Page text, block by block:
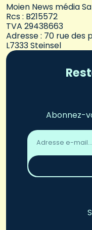
Moien News média Sa
Rcs : B215572
TVA 29438663
Adresse : 70 rue des
L7333 Steinsel
Abonnez-
Adresse
email